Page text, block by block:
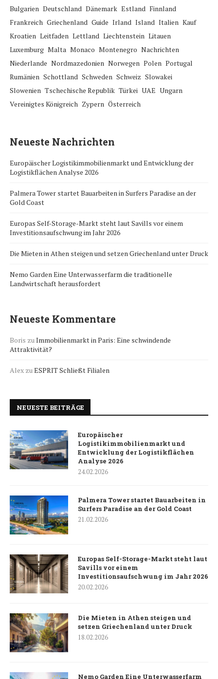
Bulgarien Deutschland Dänemark Estland Finnland
Frankreich Griechenland Guide Irland Island Italien Kauf
Kroatien Leitfaden Lettland Liechtenstein Litauen
Luxemburg Malta Monaco Montenegro Nachrichten
Niederlande Nordmazedonien Norwegen Polen Portugal
Rumänien Schottland Schweden Schweiz Slowakei
Slowenien Tschechische Republik Türkei UAE Ungarn
Vereinigtes Königreich Zypern Österreich
Neueste Nachrichten
Europäischer Logistikimmobilienmarkt und Entwicklung der
Logistikflächen Analyse 2026
Palmera Tower startet Bauarbeiten in Surfers Paradise an der
Gold Coast
Europas Self-Storage-Markt steht laut Savills vor einem
Investitionsaufschwung im Jahr 2026
Die Mieten in Athen steigen und setzen Griechenland unter Druck
Nemo Garden Eine Unterwasserfarm die traditionelle
Landwirtschaft herausfordert
Neueste Kommentare
Boris zuImmobilienmarkt in Paris: Eine schwindende
Attraktivität?
Alex zuESPRIT Schließt Filialen
NEUESTE BEITRÄGE
Europäischer
Logistikimmobilienmarkt und
Entwicklung der Logistikflächen
Analyse 2026
24.02.2026
Palmera Tower startet Bauarbeiten in
Surfers Paradise an der Gold Coast
21.02.2026
Europas Self-Storage-Markt steht laut
Savills vor einem
Investitionsaufschwung im Jahr 2026
20.02.2026
Die Mieten in Athen steigen und
setzen Griechenland unter Druck
18.02.2026
Nemo Garden Eine Unterwasserfarm